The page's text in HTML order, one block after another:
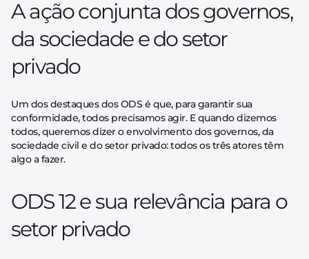
A ação conjunta dos governos,
da sociedade e do setor
privado
Um dos destaques dos ODS é que, para garantir sua
conformidade, todos precisamos agir. E quando dizemos
todos, queremos dizer o envolvimento dos governos, da
sociedade civil e do setor privado: todos os três atores têm
algo a fazer.
ODS 12 e sua relevância para o
setor privado